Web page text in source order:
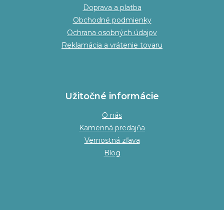
Doprava a platba
Obchodné podmienky
Ochrana osobných údajov
Reklamácia a vrátenie tovaru
Užitočné informácie
O nás
Kamenná predajňa
Vernostná zľava
Blog